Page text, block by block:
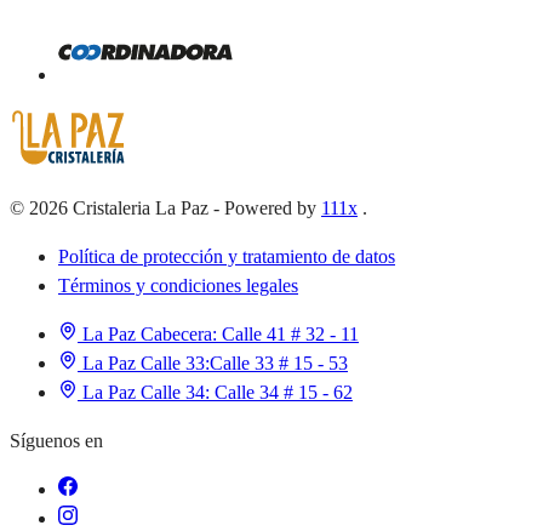
© 2026 Cristaleria La Paz - Powered by 111x .
Política de protección y tratamiento de datos
Términos y condiciones legales
La Paz Cabecera: Calle 41 # 32 - 11
La Paz Calle 33:Calle 33 # 15 - 53
La Paz Calle 34: Calle 34 # 15 - 62
Síguenos en